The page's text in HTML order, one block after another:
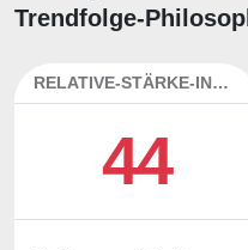
Trendfolge-
RELATIVE-STÄRKE-INDEX
44